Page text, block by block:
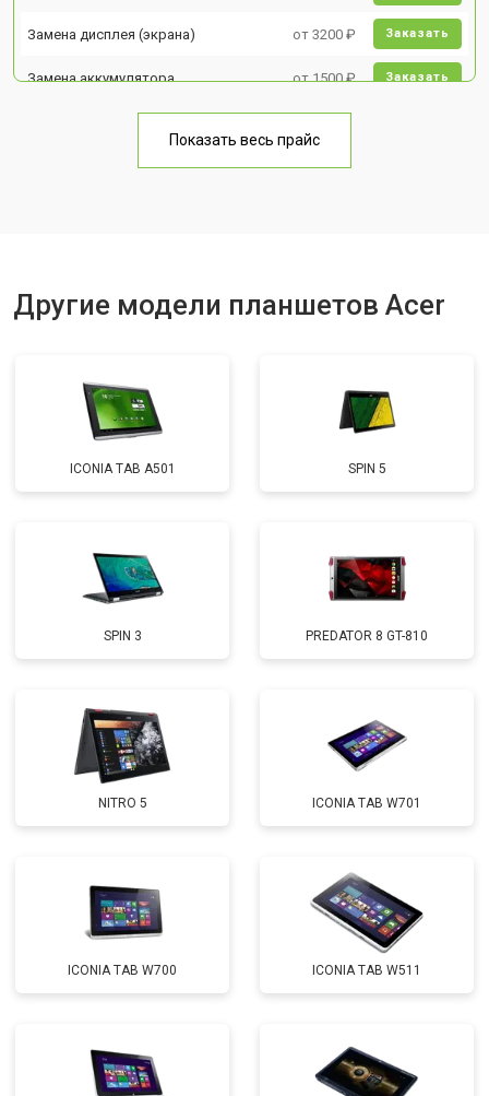
Замена дисплея (экрана) от 3200 ₽ Заказать
Замена аккумулятора от 1500 ₽ Заказать
Замена материнской платы от 3200 ₽
Показать весь прайс
Другие модели планшетов Acer
ICONIA TAB A501 SPIN 5
SPIN 3 PREDATOR 8 GT-810
NITRO 5 ICONIA TAB W701
ICONIA TAB W700 ICONIA TAB W511